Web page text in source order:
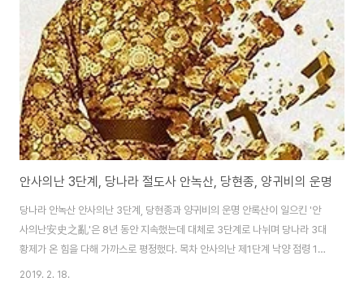
안사의난 3단계, 당나라 절도사 안녹산, 당현종, 양귀비의 운명
당나라 안녹산 안사의난 3단계, 당현종과 양귀비의 운명 안록산이 일으킨 '안
사의난安史之亂'은 8년 동안 지속했는데 대체로 3단계로 나뉘며 당나라 3대
황제가 온 힘을 다해 가까스로 평정했다. 목차 안사의난 제1단계 낙양 점령 1단
계는 군대를 일으키고 장안과 낙양을 점령하기까지의 약 반년이 넘는 기간이
2019. 2. 18.